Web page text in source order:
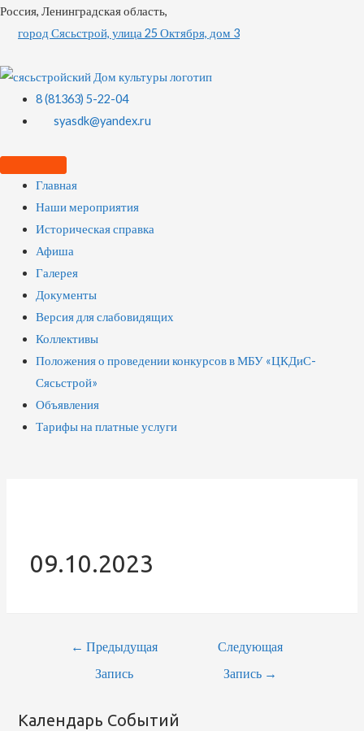
Россия, Ленинградская область,
город Сясьстрой, улица 25 Октября, дом 3
8 (81363) 5-22-04
syasdk@yandex.ru
Главная
Наши мероприятия
Историческая справка
Афиша
Галерея
Документы
Версия для слабовидящих
Коллективы
Положения о проведении конкурсов в МБУ «ЦКДиС-
Сясьстрой»
Объявления
Тарифы на платные услуги
09.10.2023
Навигация
← Предыдущая
Запись
Следующая
Запись →
Календарь Событий